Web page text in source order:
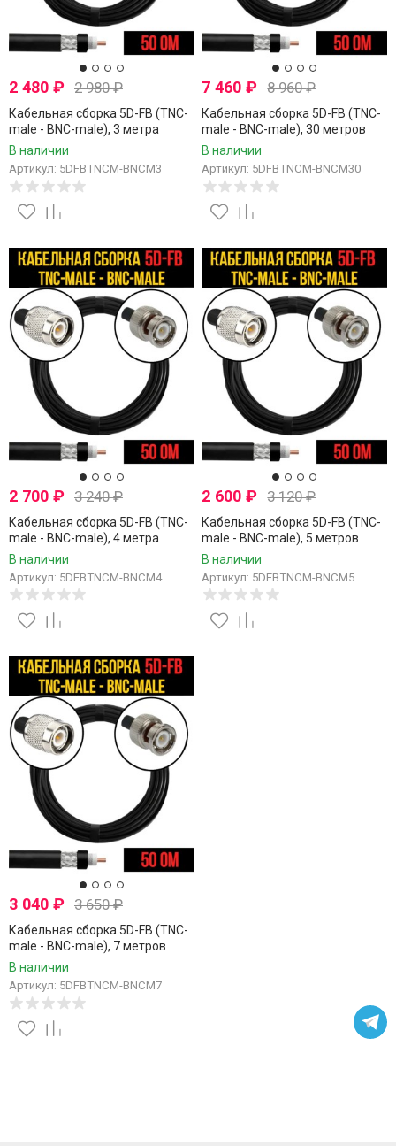
2 480 ₽ 2 980₽
Кабельная сборка 5D-FB (TNC-
male - BNC-male), 3 метра
В наличии
Артикул: 5DFBTNCM-BNCM3
7 460₽ 8 960₽
Кабельная сборка 5D-FB (TNC-
male - BNC-male), 30 метров
В наличии
Артикул: 5DFBTNCM-BNCM30
2 700 ₽ 3 240₽
Кабельная сборка 5D-FB (TNC-
male - BNC-male), 4 метра
В наличии
Артикул: 5DFBTNCM-BNCM4
2 600₽ 3 120₽
Кабельная сборка 5D-FB (TNC-
male - BNC-male), 5 метров
В наличии
Артикул: 5DFBTNCM-BNCM5
3 040 ₽ 3 650₽
Кабельная сборка 5D-FB (TNC-
male - BNC-male), 7 метров
В наличии
Артикул: 5DFBTNCM-BNCM7